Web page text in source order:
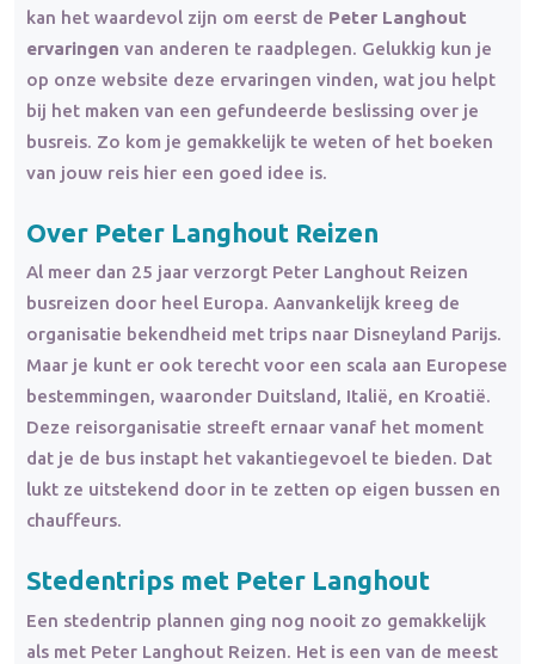
kan het waardevol zijn om eerst de Peter Langhout
ervaringen van anderen te raadplegen. Gelukkig kun je
op onze website deze ervaringen vinden, wat jou helpt
bij het maken van een gefundeerde beslissing over je
busreis. Zo kom je gemakkelijk te weten of het boeken
van jouw reis hier een goed idee is.
Over Peter Langhout Reizen
Al meer dan 25 jaar verzorgt Peter Langhout Reizen
busreizen door heel Europa. Aanvankelijk kreeg de
organisatie bekendheid met trips naar Disneyland Parijs.
Maar je kunt er ook terecht voor een scala aan Europese
bestemmingen, waaronder Duitsland, Italië, en Kroatië.
Deze reisorganisatie streeft ernaar vanaf het moment
dat je de bus instapt het vakantiegevoel te bieden. Dat
lukt ze uitstekend door in te zetten op eigen bussen en
chauffeurs.
Stedentrips met Peter Langhout
Een stedentrip plannen ging nog nooit zo gemakkelijk
als met Peter Langhout Reizen. Het is een van de meest